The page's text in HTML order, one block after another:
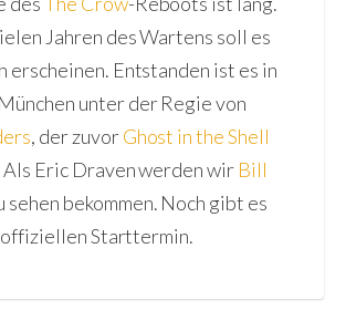
Jahren des Wartens soll es
erscheinen. Entstanden ist es in
unter der Regie von
, der zuvorGhost in the Shell
Eric Draven werden wir Bill
sehen bekommen. Noch gibt es
offiziellen Starttermin.